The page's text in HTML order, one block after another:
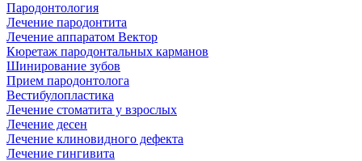
Пародонтология
Лечение пародонтита
Лечение аппаратом Вектор
Кюретаж пародонтальных карманов
Шинирование зубов
Прием пародонтолога
Вестибулопластика
Лечение стоматита у взрослых
Лечение десен
Лечение клиновидного дефекта
Лечение гингивита